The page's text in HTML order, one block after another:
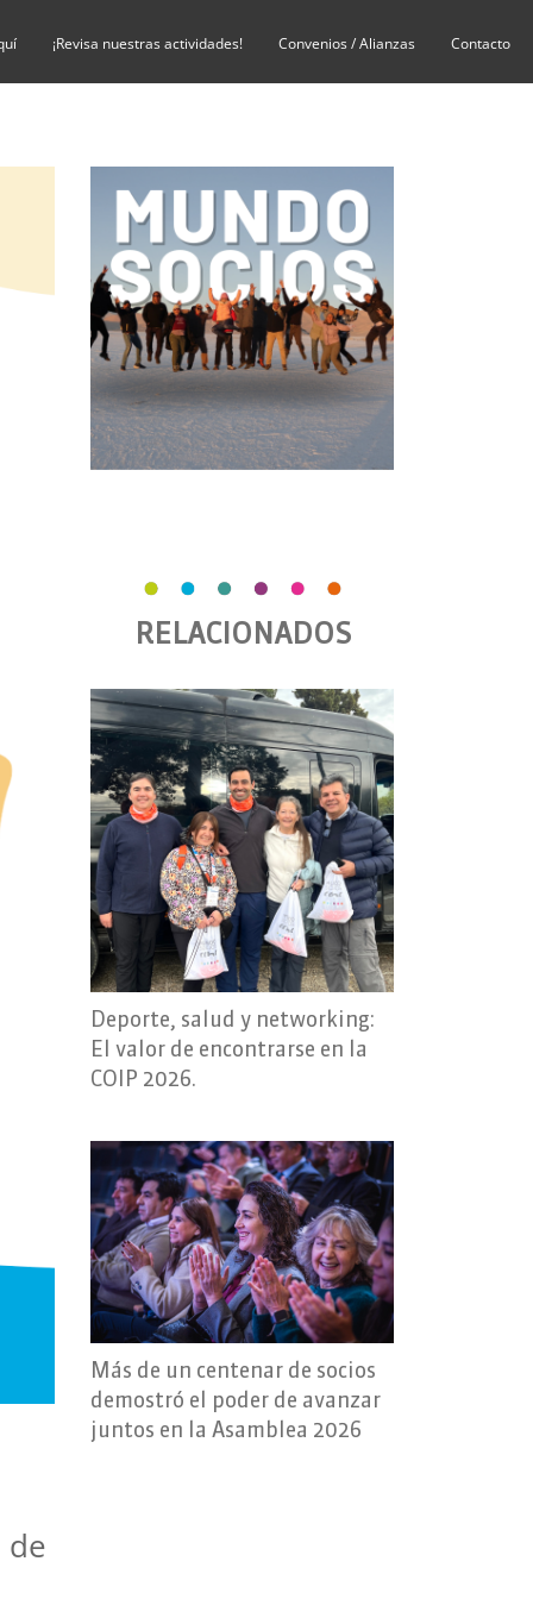
¡Revisa nuestras actividades! Convenios / Alianzas Contacto
de
RELACIONADOS
Deporte, salud y networking:
El valor de encontrarse en la
COIP 2026.
Más de un centenar de socios
demostró el poder de avanzar
juntos en la Asamblea 2026